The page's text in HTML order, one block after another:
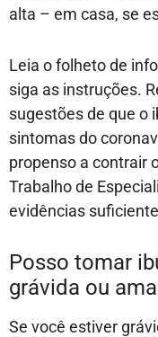
alta – em casa, se
Leia o folheto de
siga as instruções.
sugestões de que o
sintomas do
propenso a contrair
Trabalho de
evidências
Posso tomar
grávida ou
Se você estiver